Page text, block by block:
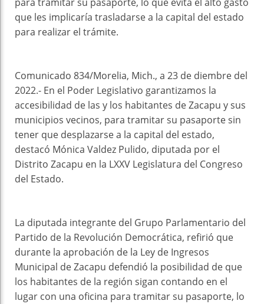
que les implicaría trasladarse a la capital del estado
para realizar el trámite.
Comunicado 834/Morelia, Mich., a 23 de diembre del
2022.- En el Poder Legislativo garantizamos la
accesibilidad de las y los habitantes de Zacapu y sus
municipios vecinos, para tramitar su pasaporte sin
tener que desplazarse a la capital del estado,
destacó Mónica Valdez Pulido, diputada por el
Distrito Zacapu en la LXXV Legislatura del Congreso
del Estado.
La diputada integrante del Grupo Parlamentario del
Partido de la Revolución Democrática, refirió que
durante la aprobación de la Ley de Ingresos
Municipal de Zacapu defendió la posibilidad de que
los habitantes de la región sigan contando en el
lugar con una oficina para tramitar su pasaporte, lo